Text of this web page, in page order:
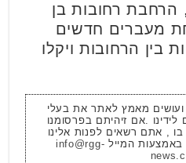
רחובות בן
מעברים חדשים
בין הרחובות ויקלו
ועושים מאמץ לאתר את בעלי
לידינו .אם זיהיתם בפרסומנו
בו , אתם רשאים לפנות אלינו
המייל info@rgg-